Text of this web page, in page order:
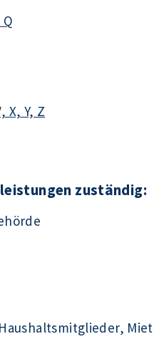
X, Y, Z
zuständig: